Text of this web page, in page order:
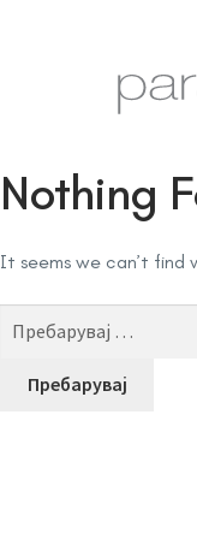
Nothing
It seems we can’t find
Пребарувај